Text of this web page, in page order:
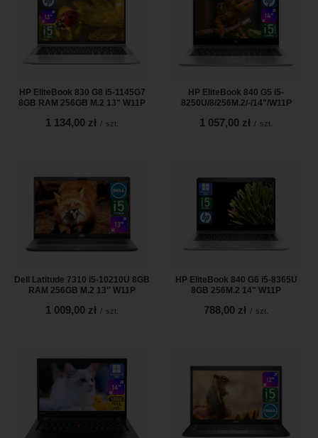
HP EliteBook 830 G8 i5-1145G7
8GB RAM 256GB M.2 13" W11P
1 134,00 zł / szt.
HP EliteBook 840 G5 i5-
8250U/8/256M.2/-/14"/W11P
1 057,00 zł / szt.
Dell Latitude 7310 i5-10210U 8GB
RAM 256GB M.2 13'' W11P
1 009,00 zł / szt.
HP EliteBook 840 G6 i5-8365U
8GB 256M.2 14" W11P
788,00 zł / szt.